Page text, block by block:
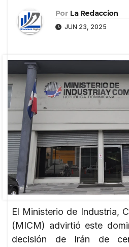
Por La Redaccion
JUN 23, 2025
El Ministerio de Industria,
(MICM) advirtió este
decisión de Irán de